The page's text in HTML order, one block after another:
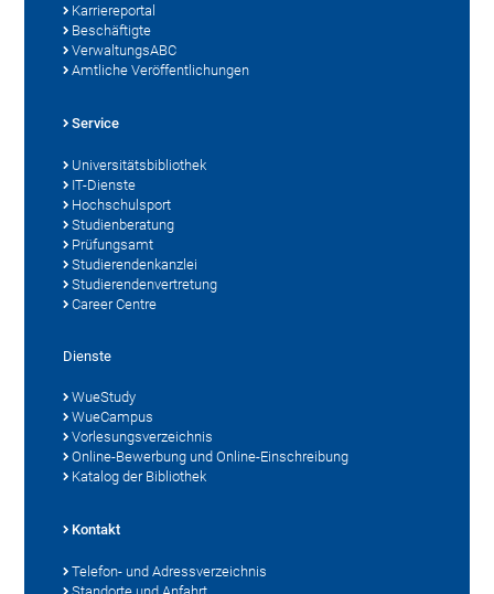
Karriereportal
Beschäftigte
VerwaltungsABC
Amtliche Veröffentlichungen
Service
Universitätsbibliothek
IT-Dienste
Hochschulsport
Studienberatung
Prüfungsamt
Studierendenkanzlei
Studierendenvertretung
Career Centre
Dienste
WueStudy
WueCampus
Vorlesungsverzeichnis
Online-Bewerbung und Online-Einschreibung
Katalog der Bibliothek
Kontakt
Telefon- und Adressverzeichnis